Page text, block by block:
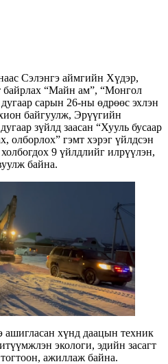
Сэлэнгэ аймгийн Хүдэр,
байрлах “Майн ам”, “Монгол
сарын 26-ны өдрөөс эхлэн
байгуулж, Эрүүгийн
зүйлд заасан “Хууль бусаар
олборлох” гэмт хэрэг үйлдсэн
9 үйлдлийг илрүүлэн,
байна.
ашигласан хүнд даацын техник
экологи, эдийн засагт
ажиллаж байна.